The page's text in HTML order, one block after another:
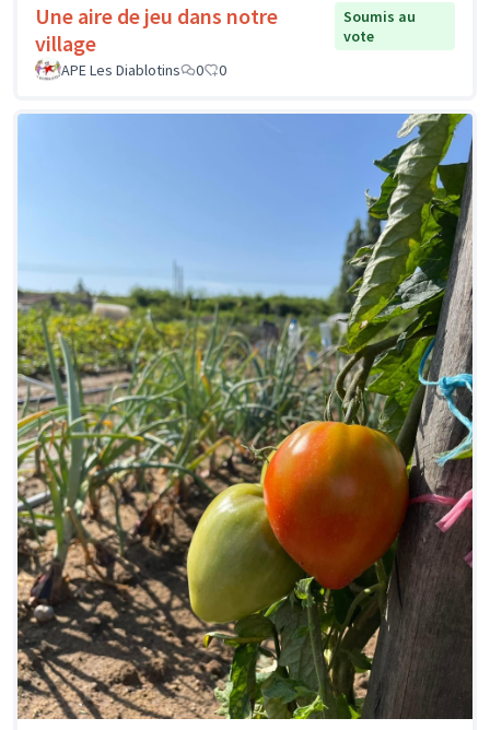
Une aire de jeu dans notre
village
Soumis au
vote
APE Les Diablotins
0 0